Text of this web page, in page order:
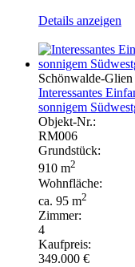
Details anzeigen
Schönwalde-Glien
Interessantes
sonnigem
Objekt-Nr.:
RM006
Grundstück:
910 m2
Wohnfläche:
ca. 95 m2
Zimmer:
4
Kaufpreis:
349.000 €